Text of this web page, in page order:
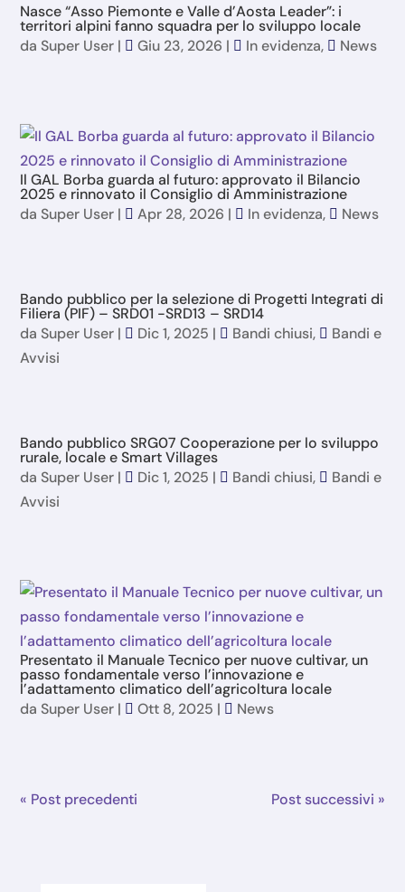
Nasce “Asso Piemonte e Valle d’Aosta Leader”: i
territori alpini fanno squadra per lo sviluppo locale
da Super User | Giu 23, 2026 | In evidenza, News
Il GAL Borba guarda al futuro: approvato il Bilancio
2025 e rinnovato il Consiglio di Amministrazione
da Super User | Apr 28, 2026 | In evidenza, News
Bando pubblico per la selezione di Progetti Integrati di
Filiera (PIF) – SRD01 -SRD13 – SRD14
da Super User | Dic 1, 2025 | Bandi chiusi,
Bandi e
Avvisi
Bando pubblico SRG07 Cooperazione per lo sviluppo
rurale, locale e Smart Villages
da Super User | Dic 1, 2025 | Bandi chiusi,
Bandi e
Avvisi
Presentato il Manuale Tecnico per nuove cultivar, un
passo fondamentale verso l’innovazione e
l’adattamento climatico dell’agricoltura locale
da Super User | Ott 8, 2025 | News
« Post precedenti Post successivi »